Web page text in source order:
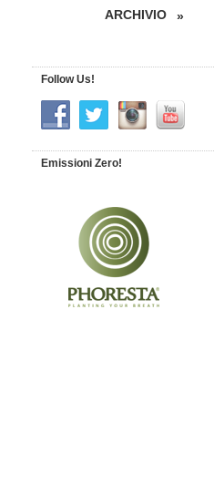
ARCHIVIO
»
Follow Us!
Emissioni Zero!